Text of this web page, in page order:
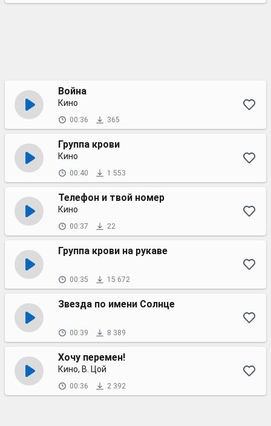
Война
Кино
00:36 365
Группа крови
Кино
00:40 1 553
Телефон и твой номер
Кино
00:37 22
Группа крови на рукаве
00:35 15 672
Звезда по имени Солнце
00:39 8 389
Хочу перемен!
Кино, В. Цой
00:36 2 392